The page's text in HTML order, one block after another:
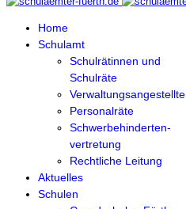
Home
Schulamt
Schulrätinnen und
Schulräte
Verwaltungsangestellte
Personalräte
Schwerbehinderten-
vertretung
Rechtliche Leitung
Aktuelles
Schulen